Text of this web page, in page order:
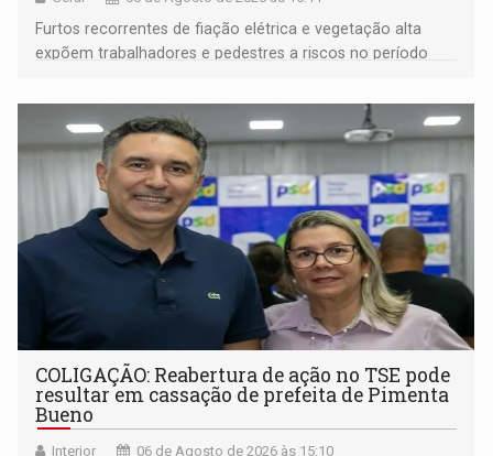
Furtos recorrentes de fiação elétrica e vegetação alta
expõem trabalhadores e pedestres a riscos no período
COLIGAÇÃO: Reabertura de ação no TSE pode
resultar em cassação de prefeita de Pimenta
Bueno
Interior 06 de Agosto de 2026 às 15:10